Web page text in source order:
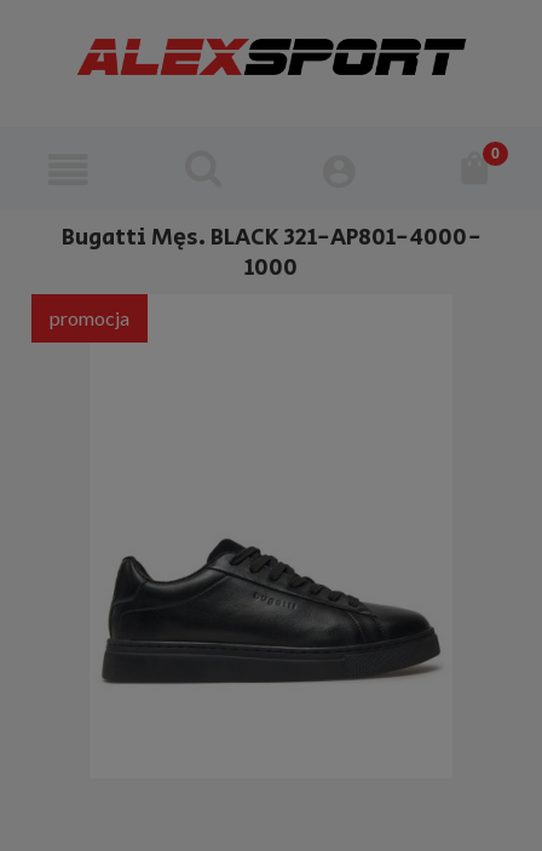
Bugatti Męs. BLACK 321-AP801-4000-
1000
promocja